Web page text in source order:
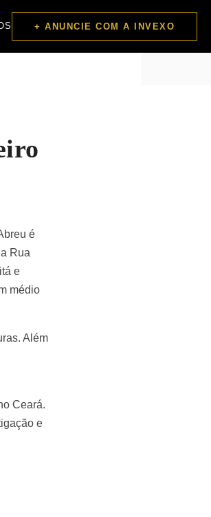
+ ANUNCIE COM A INVEXO
é
Rua
e
médio
Além
Ceará.
e